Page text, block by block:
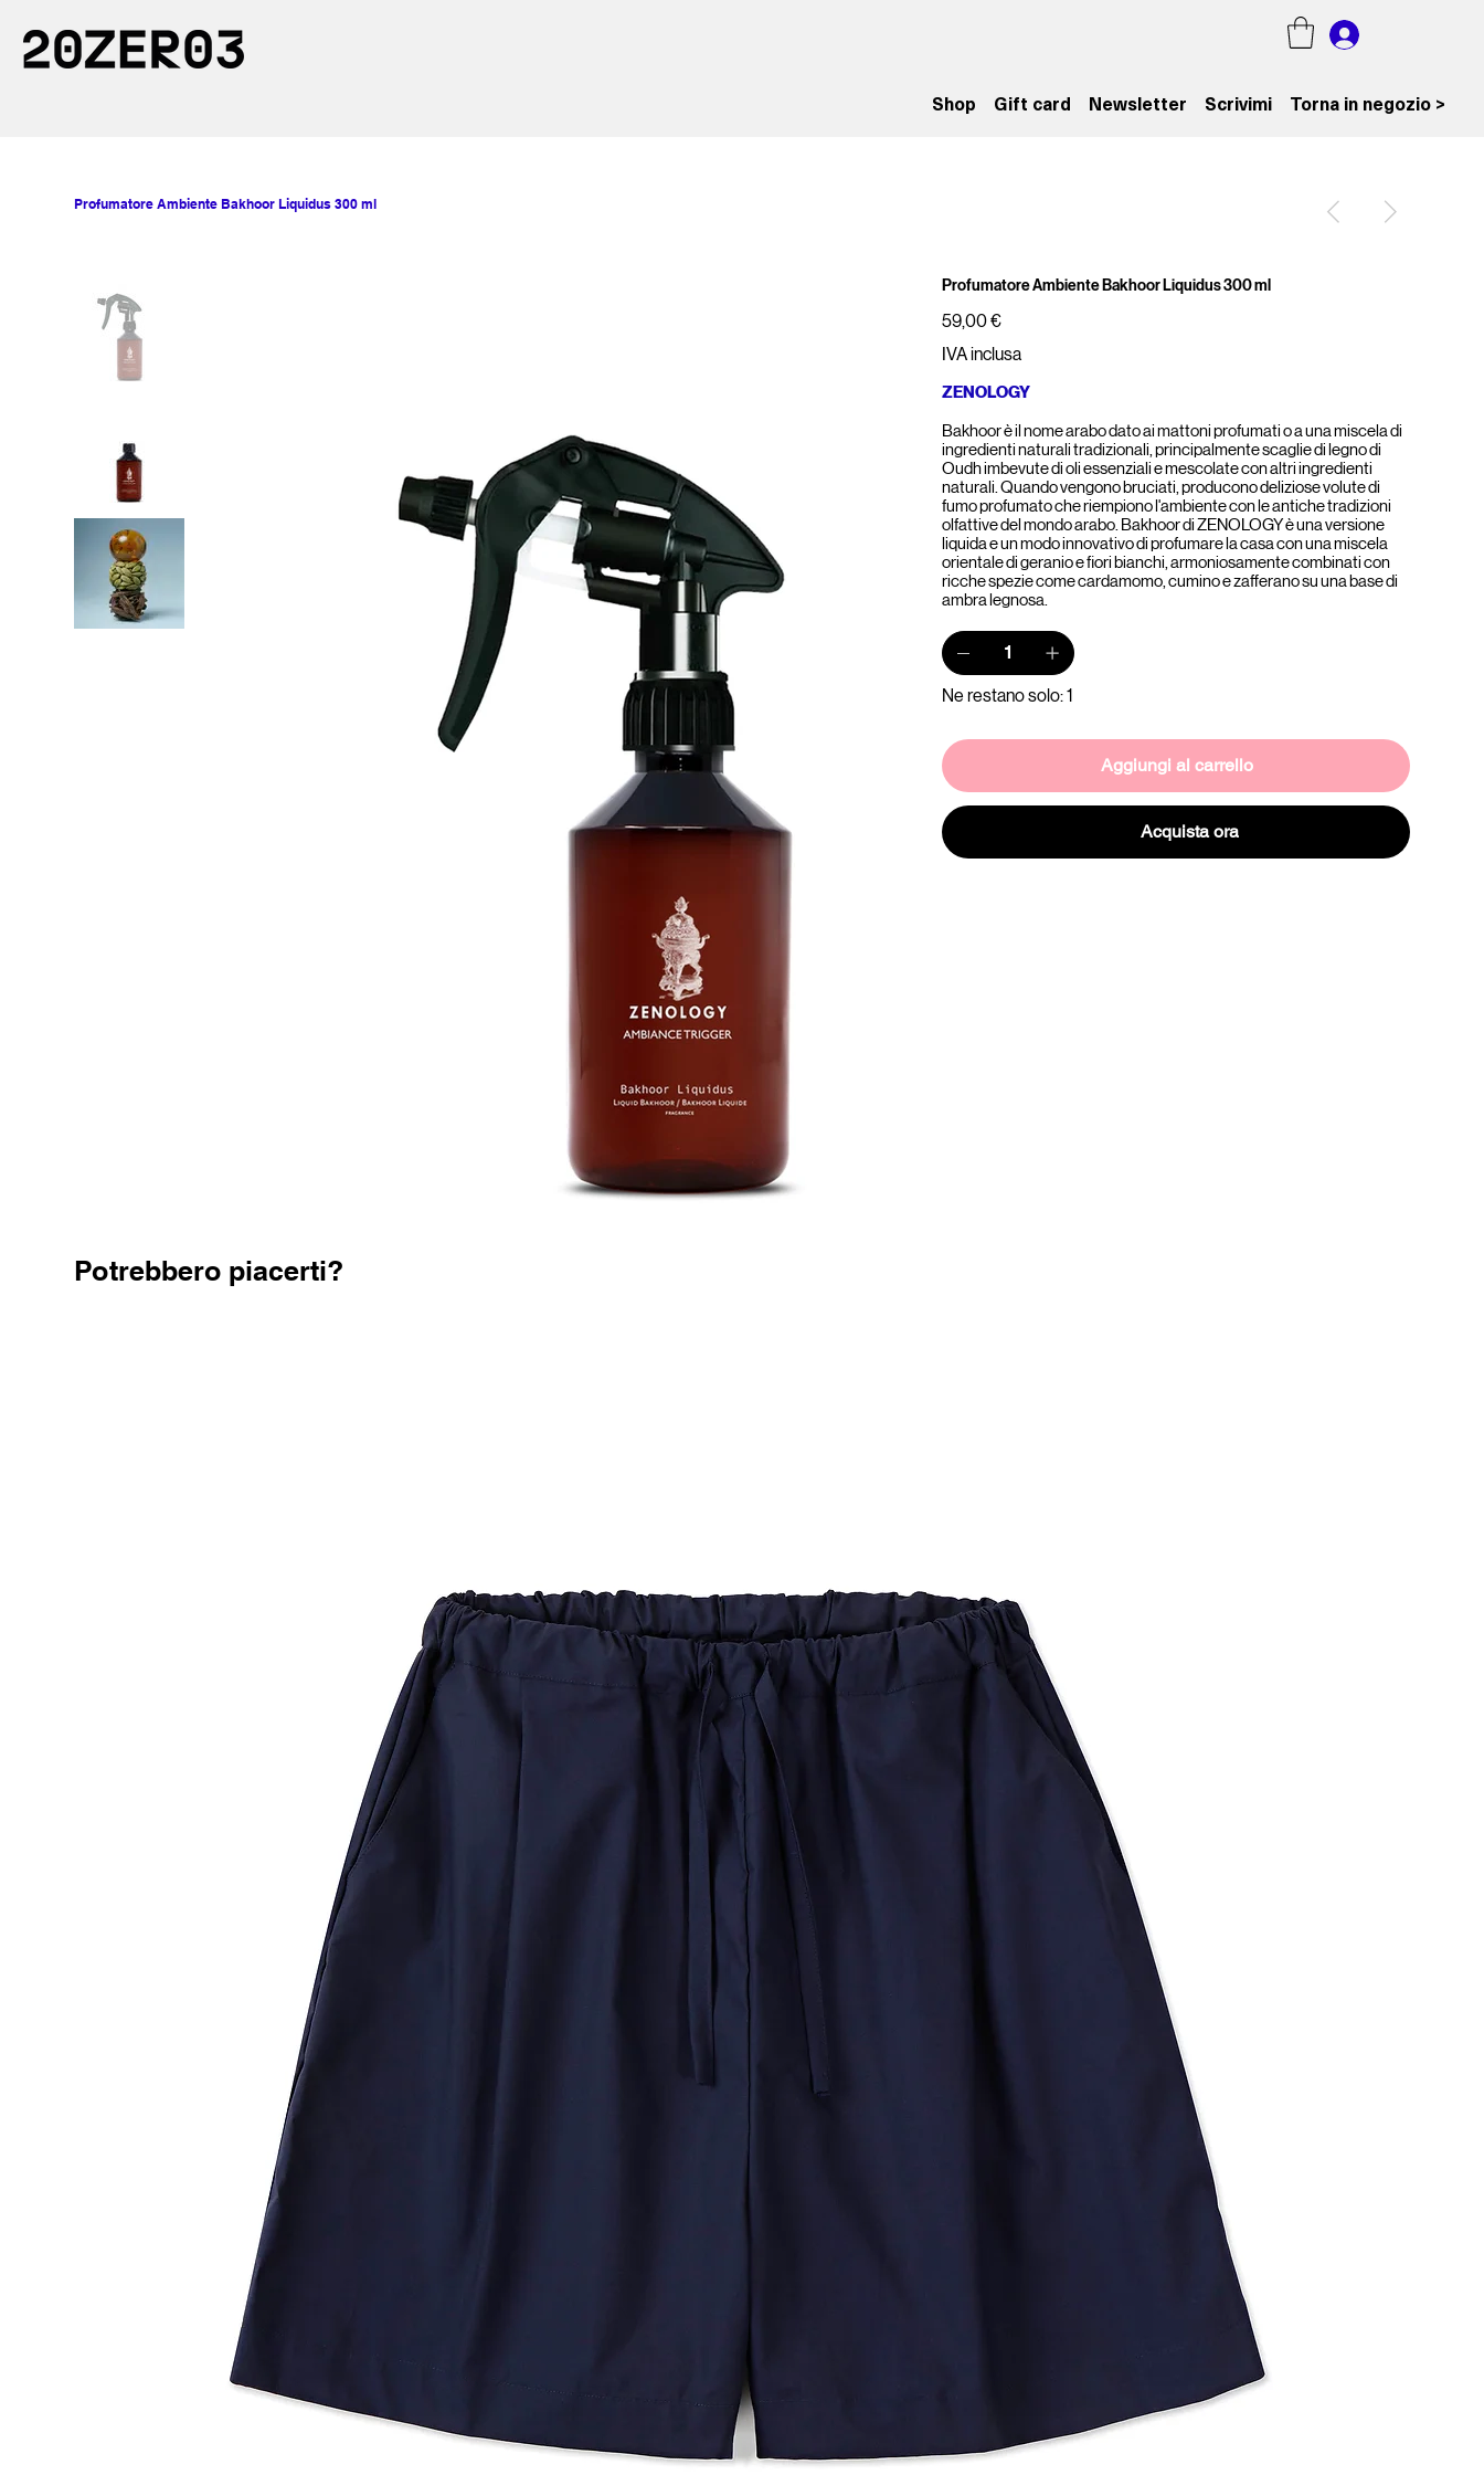
Shop Gift card Newsletter Scrivimi Torna in negozio >
Profumatore Ambiente Bakhoor Liquidus 300 ml
Profumatore Ambiente Bakhoor Liquidus 300 ml
Prezzo
59,00 €
IVA inclusa
ZENOLOGY
Bakhoor è il nome arabo dato ai mattoni profumati o a una miscela di
ingredienti naturali tradizionali, principalmente scaglie di legno di
Oudh imbevute di oli essenziali e mescolate con altri ingredienti
naturali. Quando vengono bruciati, producono deliziose volute di
fumo profumato che riempiono l'ambiente con le antiche tradizioni
olfattive del mondo arabo. Bakhoor di ZENOLOGY è una versione
liquida e un modo innovativo di profumare la casa con una miscela
orientale di geranio e fiori bianchi, armoniosamente combinati con
ricche spezie come cardamomo, cumino e zafferano su una base di
ambra legnosa.
Ne restano solo: 1
Aggiungi al carrello
Acquista ora
Potrebbero piacerti?